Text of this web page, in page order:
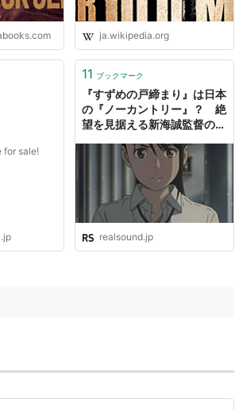
,黒原敏行
見る
Tie In Edition) (Vintage
ja.wikipedia.org
for sale!
11 ブックマーク
『すずめの戸締まり』は日本
の『ノーカントリー』？ 絶
望を見据える新海誠監督の視
realsound.jp